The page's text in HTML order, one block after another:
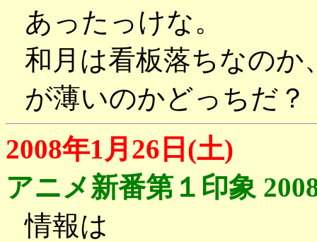
あったっけな。
和月は看板落ちなのか
が薄いのかどっちだ？
2008年1月26日(土)
アニメ新番第１印象
情報は